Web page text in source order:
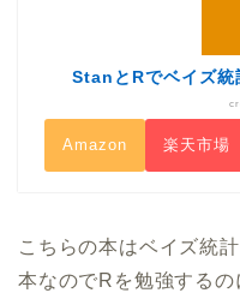
StanとRでベイズ
Amazon 楽天市場
こちらの本はベイズ統
本なのでRを勉強するの